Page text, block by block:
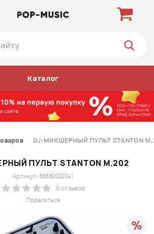
Каталог
DJ-МИКШЕРНЫЙ ПУЛЬТ STANTON
ПУЛЬТ STANTON M.202
Поделиться
Артикул: 88880002041
0 отзывов